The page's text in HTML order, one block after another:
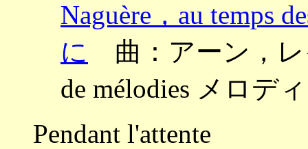
Naguère，au
に 曲：アーン，レ
de mélodies メロデ
Pendant l'attente